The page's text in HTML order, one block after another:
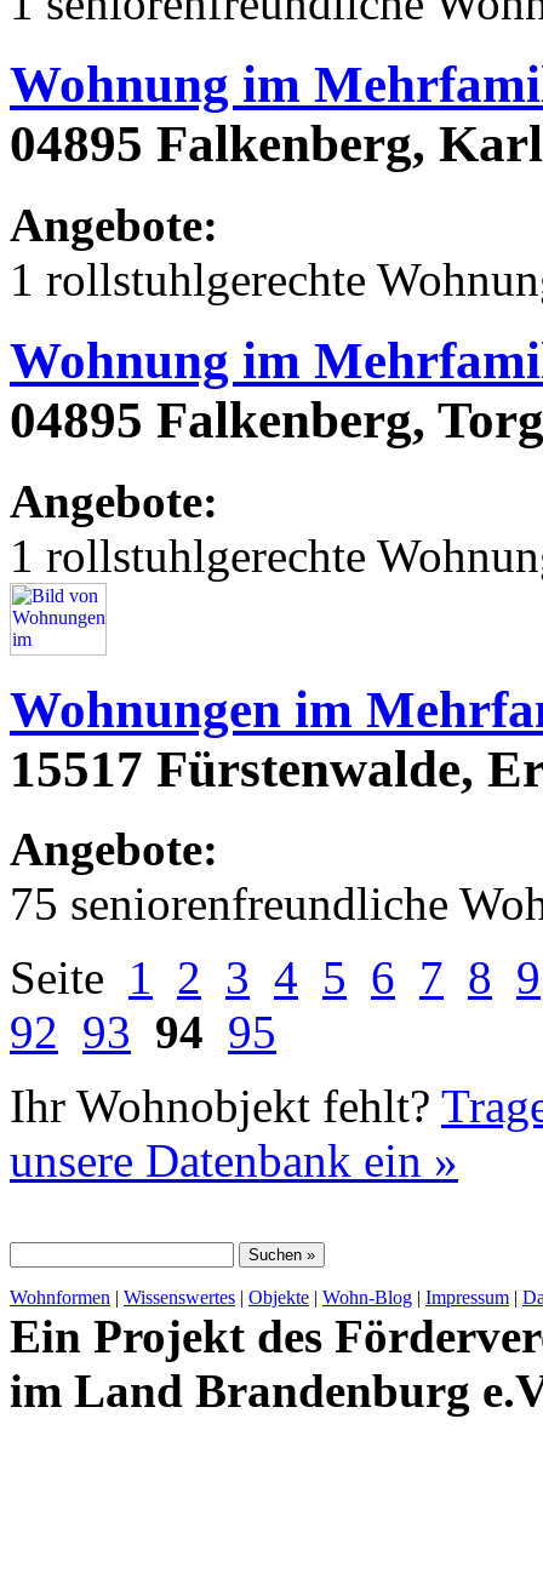
Wohnung im
04895 Falkenberg,
Angebote:
1 rollstuhlgerechte
Wohnung im
04895 Falkenberg,
Angebote:
1 rollstuhlgerechte
Wohnungen im
15517 Fürstenwalde,
Angebote:
75 seniorenfreundliche
Seite 1 2 3 4 5 6 7 8 9
92 93 94 95
Ihr Wohnobjekt fehlt?
unsere Datenbank ein »
Wohnformen | Wissenswertes | Objekte | Wohn-Blog | Impressum |
Ein Projekt des
im Land Brandenburg